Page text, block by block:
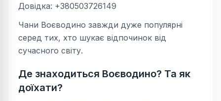
Довідка: +380503726149
Чани Воєводино завжди дуже популярні
серед тих, хто шукає відпочинок від
сучасного світу.
Де знаходиться Воєводино? Та як
доїхати?